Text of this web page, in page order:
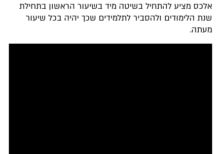
אלכס מציע להתחיל בשיטה מיד בשיעור הראשון בתחילת
שנת הלימודים ולהסביר לתלמידים שכך יהיה בכל שיעור
מעתה.